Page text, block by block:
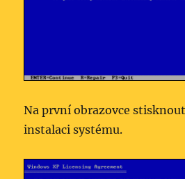
Na první obrazovce
instalaci systému.